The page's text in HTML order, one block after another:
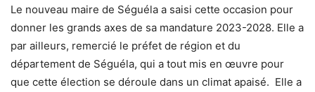
Le nouveau maire de Séguéla a saisi cette occasion pour
donner les grands axes de sa mandature 2023-2028. Elle a
par ailleurs, remercié le préfet de région et du
département de Séguéla, qui a tout mis en œuvre pour
que cette élection se déroule dans un climat apaisé. Elle a